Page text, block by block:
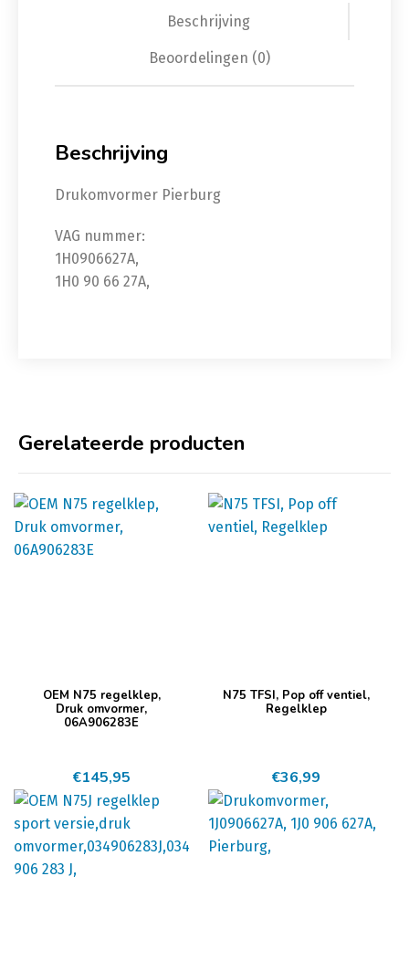
Beschrijving
Beoordelingen (0)
Beschrijving
Drukomvormer Pierburg
VAG nummer:
1H0906627A,
1H0 90 66 27A,
Gerelateerde producten
OEM N75 regelklep,
Druk omvormer,
06A906283E
€145,95
N75 TFSI, Pop off ventiel,
Regelklep
€36,99